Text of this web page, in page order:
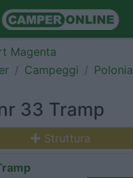
Campeggi Polonia
33 Tramp
Struttura